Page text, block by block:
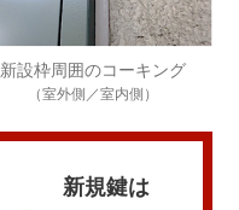
新設枠周囲のコーキング
（室外側／室内側）
新規鍵は